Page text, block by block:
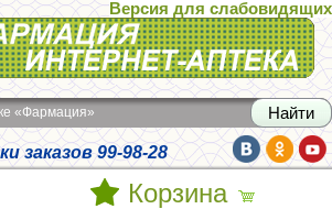
Версия для слабовидящих
«Фармация»
заказов 99-98-28
Корзина